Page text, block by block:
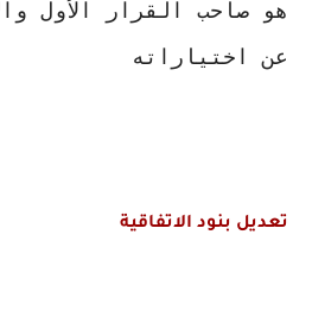
عن اختياراته
تعديل بنود الاتفاقية